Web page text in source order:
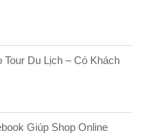
Du Lịch – Có Khách
Giúp Shop Online